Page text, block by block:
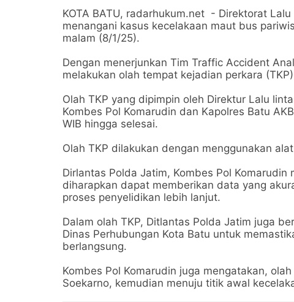
KOTA BATU, radarhukum.net - Direktorat
menangani kasus kecelakaan maut bus
malam (8/1/25).
Dengan menerjunkan Tim Traffic Accident
melakukan olah tempat kejadian perkara
Olah TKP yang dipimpin oleh Direktur Lalu
Kombes Pol Komarudin dan Kapolres Batu
WIB hingga selesai.
Olah TKP dilakukan dengan menggunakan
Dirlantas Polda Jatim, Kombes Pol
diharapkan dapat memberikan data yang
proses penyelidikan lebih lanjut.
Dalam olah TKP, Ditlantas Polda Jatim juga
Dinas Perhubungan Kota Batu untuk
berlangsung.
Kombes Pol Komarudin juga mengatakan,
Soekarno, kemudian menuju titik awal